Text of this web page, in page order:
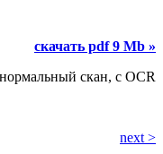
скачать pdf 9 Mb »
скан, с OCR
next >